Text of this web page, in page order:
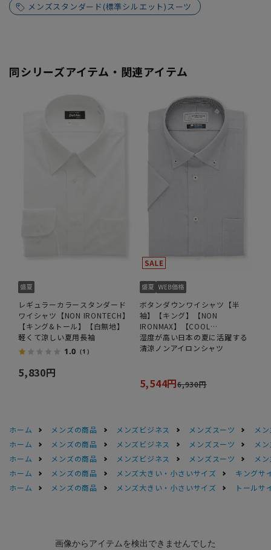
メンズスタンダード(標準シルエット)スーツ
同シリーズアイテム・関連アイテム
レギュラーカラースタンダード
ワイシャツ【NON IRONTECH】
【キング&トール】【白無地】
軽くて涼しい夏用長袖
1.0 （1）
5,830円
ボタンダウンワイシャツ【半
袖】【キング】【NON
IRONMAX】【COOL
TECHNOLOGY】
湿度が高い日本の夏に活躍する
清涼ノンアイロンシャツ
5,544円6,930円
ホーム メンズの商品 メンズビジネス メンズスーツ
メ
ホーム
メンズの商品 メンズビジネス メンズスーツ
メ
ホーム
メンズの商品 メンズビジネス メンズスーツ
メ
ホーム
メンズの商品 メンズ大きい・小さいサイズ
キングサ
ホーム
メンズの商品 メンズ大きい・小さいサイズ トールサ